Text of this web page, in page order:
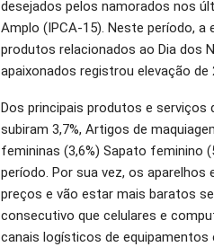
desejados pelos namorados nos
Amplo (IPCA-15). Neste período, a
produtos relacionados ao Dia dos
apaixonados registrou elevação de
Dos principais produtos e serviços
subiram 3,7%, Artigos de
femininas (3,6%) Sapato feminino
período. Por sua vez, os
preços e vão estar mais baratos
consecutivo que celulares e
canais logísticos de